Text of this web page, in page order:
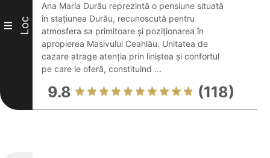
III Loc
Ana Maria Durău reprezintă o pensiune situată
în stațiunea Durău, recunoscută pentru
atmosfera sa primitoare și poziționarea în
apropierea Masivului Ceahlău. Unitatea de
cazare atrage atenția prin liniștea și confortul
pe care le oferă, constituind ...
9.8 (118)